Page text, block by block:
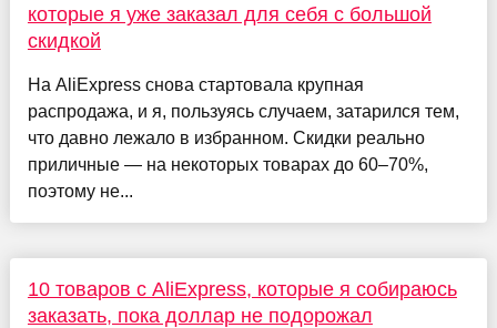
которые я уже заказал для себя с большой
скидкой
На AliExpress снова стартовала крупная
распродажа, и я, пользуясь случаем, затарился тем,
что давно лежало в избранном. Скидки реально
приличные — на некоторых товарах до 60–70%,
поэтому не...
10 товаров с AliExpress, которые я собираюсь
заказать, пока доллар не подорожал